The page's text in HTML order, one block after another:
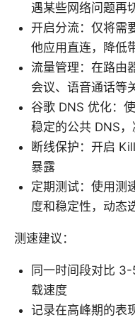
遇某些网络问题再
开启分流：仅将需
他应用直连，降低
流量管理：在路由
会议、语音通话等
谷歌 DNS 优化：
稳定的公共 DNS
断线保护：开启
暴露
定期测试：使用测
度和稳定性，动态
测速建议：
同一时间段对比
载速度
记录在高峰期的表